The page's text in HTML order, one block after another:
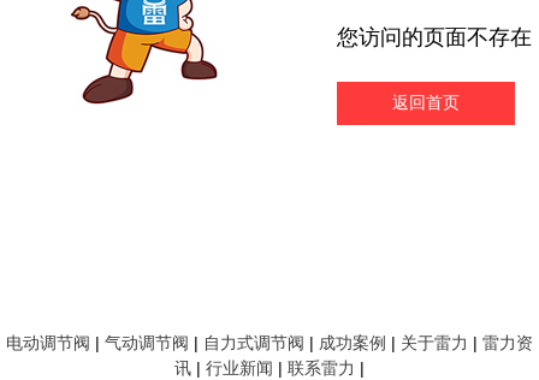
您访问的页面不存在
返回首页
电动调节阀 | 气动调节阀 | 自力式调节阀 | 成功案例 | 关于雷力 | 雷力资
讯 | 行业新闻 | 联系雷力 |